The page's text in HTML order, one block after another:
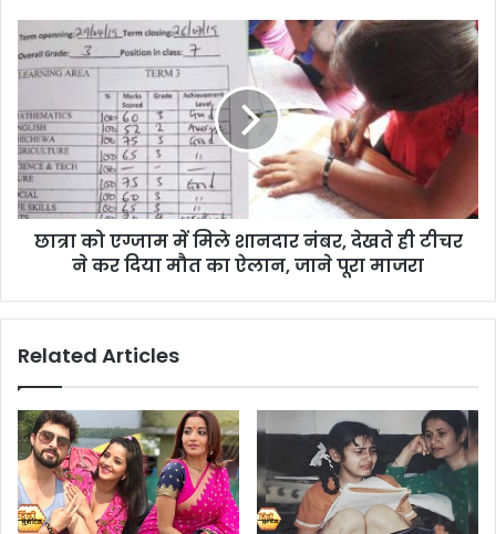
छात्रा को एग्जाम में मिले शानदार नंबर, देखते ही टीचर
ने कर दिया मौत का ऐलान, जाने पूरा माजरा
Related Articles